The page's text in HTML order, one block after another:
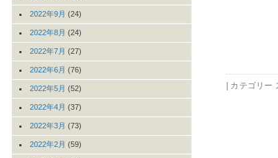
| カテゴリー
2022年9月 (24)
2022年8月 (24)
2022年7月 (27)
2022年6月 (76)
2022年5月 (52)
2022年4月 (37)
2022年3月 (73)
2022年2月 (59)